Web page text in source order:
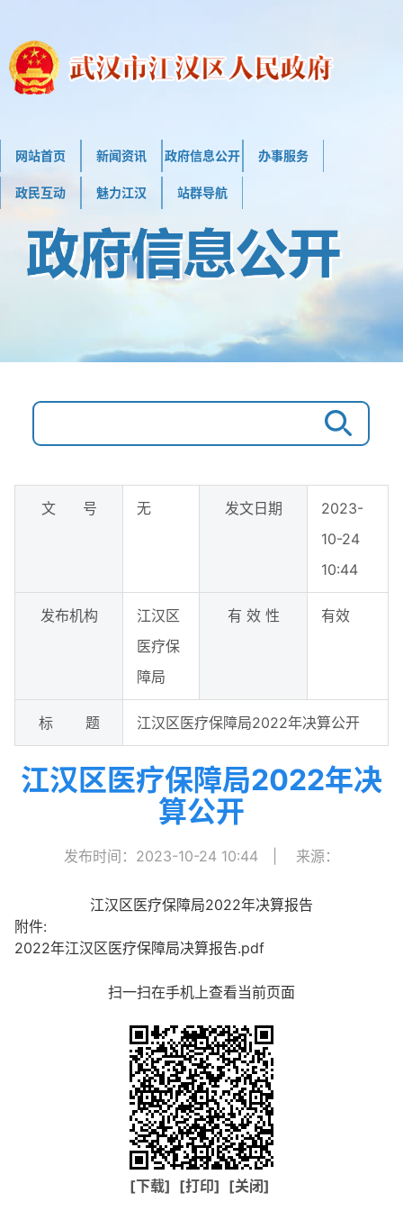
网站首页 新闻资讯 政府信息公开 办事服务
政民互动 魅力江汉 站群导航
文 号 无 发文日期
2023-
10-24
10:44
发布机构
江汉区
医疗保
障局
有 效 性 有效
标 题 江汉区医疗保障局2022年决算公开
江汉区医疗保障局2022年决
算公开
发布时间：2023-10-24 10:44 来源：
江汉区医疗保障局2022年决算报告
附件:
2022年江汉区医疗保障局决算报告.pdf
扫一扫在手机上查看当前页面
[下载] [打印] [关闭]